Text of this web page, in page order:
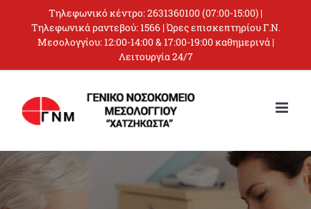
content
Τηλεφωνικό κέντρο:2631360100(07:00-15:00) |
Τηλεφωνικά ραντεβού:1566| Ώρες επισκεπτηρίου Γ.Ν.
Μεσολογγίου: 12:00-14:00 & 17:00-19:00 καθημερινά |
Λειτουργία 24/7